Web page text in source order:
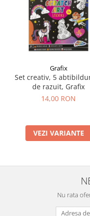
Grafix
Set creativ, 5
de razuit, Grafix
14,00 RON
VEZI VARIANTE
Nu rata